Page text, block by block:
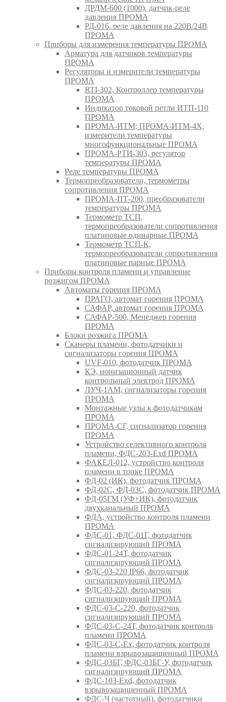
ДРДМ-600 (1000), датчик-реле
давления ПРОМА
РД-016, реле давления на 220В/24В
ПРОМА
Приборы для измерения температуры ПРОМА
Арматура для датчиков температуры
ПРОМА
Регуляторы и измерители температуры
ПРОМА
RTI-302, Контроллер температуры
ПРОМА
Индикатор токовой петли ИТП-110
ПРОМА
ПРОМА-ИТМ; ПРОМА-ИТМ-4Х,
измерители температуры
многофункциональные ПРОМА
ПРОМА-РТИ-303, регулятор
температуры ПРОМА
Реле температуры ПРОМА
Термопреобразователи, термометры
сопротивления ПРОМА
ПРОМА-ПТ-200, преобразователи
температуры ПРОМА
Термометр ТСП,
термопреобразователи сопротивления
платиновые одинарные ПРОМА
Термометр ТСП-К,
термопреобразователи сопротивления
платиновые парные ПРОМА
Приборы контроля пламени и управление
розжигом ПРОМА
Автоматы горения ПРОМА
ПРАГО, автомат горения ПРОМА
САФАР, автомат горения ПРОМА
САФАР-500, Менеджер горения
ПРОМА
Блоки розжига ПРОМА
Сканеры пламени, фотодатчики и
сигнализаторы горения ПРОМА
UVF-010, фотодатчик ПРОМА
КЭ, ионизационный датчик
контрольный электрод ПРОМА
ЛУЧ-1АМ, сигнализаторы горения
ПРОМА
Монтажные узлы к фотодатчикам
ПРОМА
ПРОМА-СГ, сигнализатор горения
ПРОМА
Устройство селективного контроля
пламени, ФДС-203-Exd ПРОМА
ФАКЕЛ-012, устройство контроля
пламени в топке ПРОМА
ФД-02 (ИК), фотодатчик ПРОМА
ФД-02С, ФД-03С, фотодатчик ПРОМА
ФД-05ГМ (УФ+ИК), фотодатчик
двухканальный ПРОМА
ФДА, устройство контроля пламени
ПРОМА
ФДС-01, ФДС-01Г, фотодатчик
сигнализирующий ПРОМА
ФДС-01-24Т, фотодатчик
сигнализирующий ПРОМА
ФДС-03-220 IP66, фотодатчик
сигнализирующий ПРОМА
ФДС-03-220, фотодатчик
сигнализирующий ПРОМА
ФДС-03-С-220, фотодатчик
сигнализирующий ПРОМА
ФДС-03-С-24Т, фотодатчик контроля
пламени ПРОМА
ФДС-03-С-Ex, фотодатчик контроля
пламени взрывозащищенный ПРОМА
ФДС-03БГ, ФДС-03БГ-У, фотодатчик
сигнализирующий ПРОМА
ФДС-103-Ехd, фотодатчик
взрывозащищенный ПРОМА
ФДС-Ч (частотный), фотодатчики